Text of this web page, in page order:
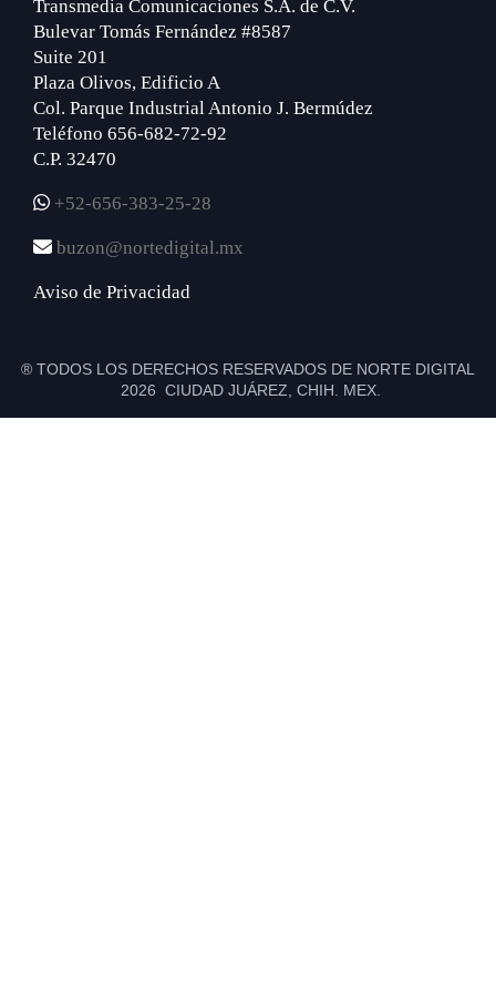
Transmedia Comunicaciones S.A. de C.V.
Bulevar Tomás Fernández #8587
Suite 201
Plaza Olivos, Edificio A
Col. Parque Industrial Antonio J. Bermúdez
Teléfono 656-682-72-92
C.P. 32470
+52-656-383-25-28
buzon@nortedigital.mx
Aviso de Privacidad
® TODOS LOS DERECHOS RESERVADOS DE NORTE DIGITAL
2026 CIUDAD JUÁREZ, CHIH. MEX.